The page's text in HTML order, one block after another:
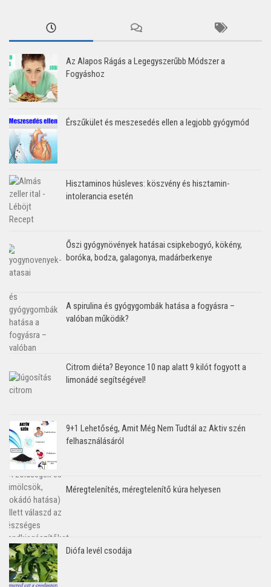
Az Alapos Rágás a Legegyszerűbb Módszer a
Fogyáshoz
Érszűkület és meszesedés ellen a legjobb gyógymód
Hisztaminos húsleves: köszvény és hisztamin-
intolerancia esetén
Őszi gyógynövények hatásai csipkebogyó, kökény,
boróka, bodza, galagonya, madárberkenye
A spirulina és gyógygombák hatása a fogyásra –
valóban működik?
Citrom diéta? Beyonce 10 nap alatt 9 kilót fogyott a
limonádé segítségével!
9+1 Lehetőség, Amit Még Nem Tudtál az Aktiv szén
felhasználásáról
Méregtelenítés, méregtelenítő kúra helyesen
Diófa levél csodája